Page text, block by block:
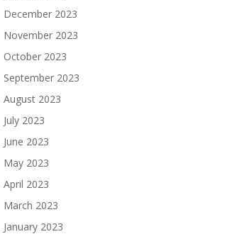
December 2023
November 2023
October 2023
September 2023
August 2023
July 2023
June 2023
May 2023
April 2023
March 2023
January 2023